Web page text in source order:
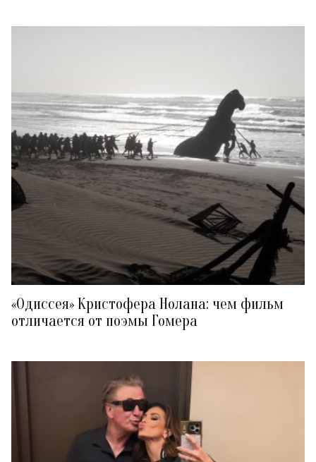
«Одиссея» Кристофера Нолана: чем фильм
отличается от поэмы Гомера